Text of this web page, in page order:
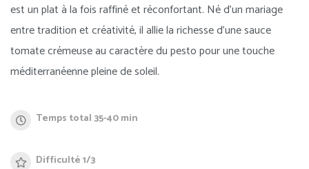
est un plat à la fois raffiné et réconfortant. Né d’un mariage
entre tradition et créativité, il allie la richesse d’une sauce
tomate crémeuse au caractère du pesto pour une touche
méditerranéenne pleine de soleil.
Temps total 35-40 min
Difficulté 1/3